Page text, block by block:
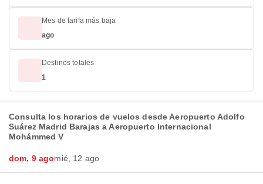
Mes de tarifa más baja
ago
Destinos totales
1
Consulta los horarios de vuelos desde Aeropuerto Adolfo
Suárez Madrid Barajas a Aeropuerto Internacional
Mohámmed V
dom, 9 agomié, 12 ago